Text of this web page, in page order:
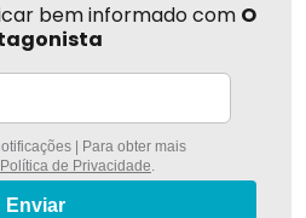
bem informado com O
| Para obter mais
Política de Privacidade.
Enviar